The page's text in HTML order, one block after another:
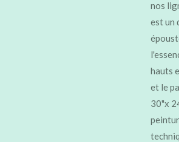
nos
est un
hauts
et le
30"x